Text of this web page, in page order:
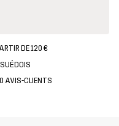
DE 120 €
AVIS-CLIENTS